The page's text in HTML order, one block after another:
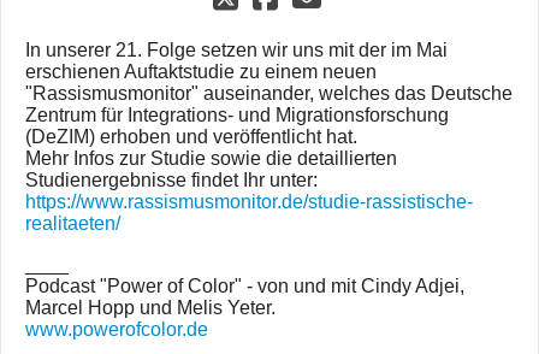
In unserer 21. Folge setzen wir uns mit der im Mai
erschienen Auftaktstudie zu einem neuen
"Rassismusmonitor" auseinander, welches das Deutsche
Zentrum für Integrations- und Migrationsforschung
(DeZIM) erhoben und veröffentlicht hat.
Mehr Infos zur Studie sowie die detaillierten
Studienergebnisse findet Ihr unter:
https://www.rassismusmonitor.de/studie-rassistische-
realitaeten/
Podcast "Power of Color" - von und mit Cindy Adjei,
Marcel Hopp und Melis Yeter.
www.powerofcolor.de